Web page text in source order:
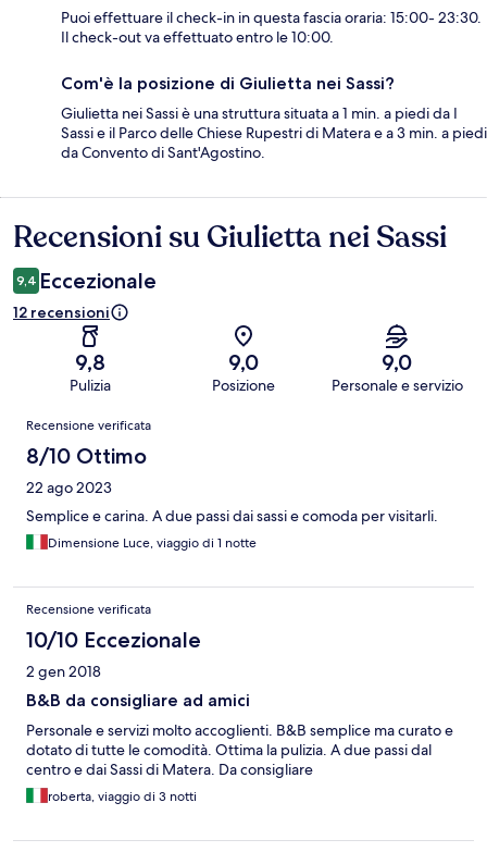
Puoi effettuare il check-in in questa fascia oraria: 15:00- 23:30.
Il check-out va effettuato entro le 10:00.
Com'è la posizione di Giulietta nei Sassi?
Giulietta nei Sassi è una struttura situata a 1 min. a piedi da I
Sassi e il Parco delle Chiese Rupestri di Matera e a 3 min. a piedi
da Convento di Sant'Agostino.
Recensioni
Recensioni su Giulietta nei Sassi
9,4 Eccezionale
12 recensioni
9,8
Pulizia
9,0
Posizione
9,0
Personale e servizio
Recensioni
Recensione verificata
8/10 Ottimo
22 ago 2023
Semplice e carina. A due passi dai sassi e comoda per visitarli.
Dimensione Luce, viaggio di 1 notte
Recensione verificata
10/10 Eccezionale
2 gen 2018
B&B da consigliare ad amici
Personale e servizi molto accoglienti. B&B semplice ma curato e
dotato di tutte le comodità. Ottima la pulizia. A due passi dal
centro e dai Sassi di Matera. Da consigliare
roberta, viaggio di 3 notti